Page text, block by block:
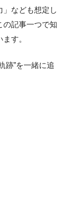
」なども想定し
の記事一つで知
す。
跡”を一緒に追